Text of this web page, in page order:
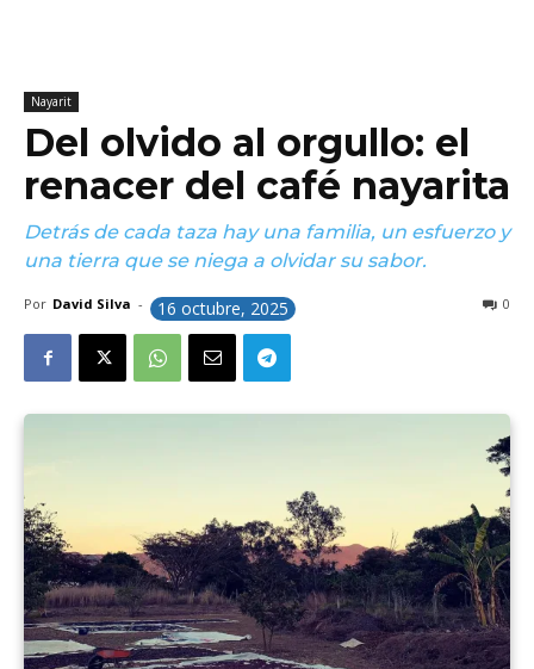
Nayarit
Del olvido al orgullo: el
renacer del café nayarita
Detrás de cada taza hay una familia, un esfuerzo y
una tierra que se niega a olvidar su sabor.
Por David Silva - 16 octubre, 2025 0